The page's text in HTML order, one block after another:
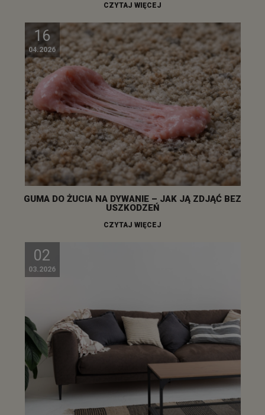
CZYTAJ WIĘCEJ
16
04.2026
GUMA DO ŻUCIA NA DYWANIE – JAK JĄ ZDJĄĆ BEZ
USZKODZEŃ
CZYTAJ WIĘCEJ
02
03.2026